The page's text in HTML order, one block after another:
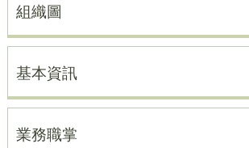
組織圖
基本資訊
業務職掌